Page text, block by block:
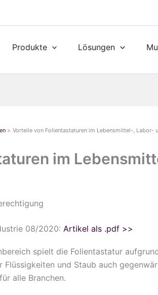
Produkte
Lösungen
Vorteile von Folientastaturen im Lebensmittel-, Labor-
im
08/2020:Artikel als .pdf >>
spielt die Folientastatur
Flüssigkeiten und Staub auch
alle Branchen.